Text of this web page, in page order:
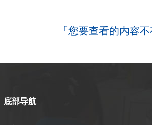
「 您要查看的内容
底部导航